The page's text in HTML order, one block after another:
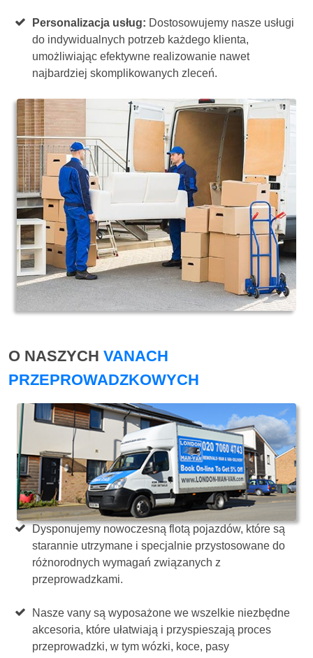
Personalizacja usług: Dostosowujemy nasze usługi
do indywidualnych potrzeb każdego klienta,
umożliwiając efektywne realizowanie nawet
najbardziej skomplikowanych zleceń.
O NASZYCH VANACH
PRZEPROWADZKOWYCH
Dysponujemy nowoczesną flotą pojazdów, które są
starannie utrzymane i specjalnie przystosowane do
różnorodnych wymagań związanych z
przeprowadzkami.
Nasze vany są wyposażone we wszelkie niezbędne
akcesoria, które ułatwiają i przyspieszają proces
przeprowadzki, w tym wózki, koce, pasy